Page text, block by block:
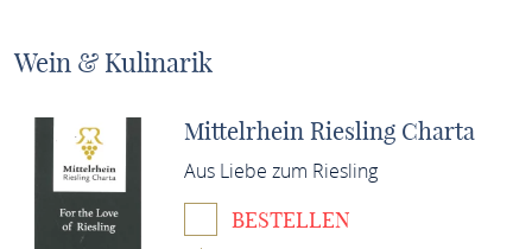
Wein & Kulinarik
Mittelrhein Riesling Charta
Aus Liebe zum Riesling
BESTELLEN